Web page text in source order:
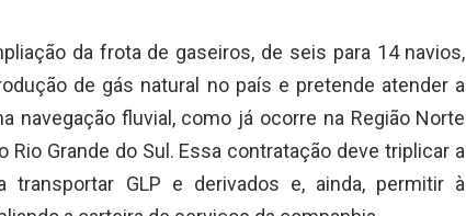
da frota de gaseiros, de seis para 14 navios,
de gás natural no país e pretende atender a
navegação fluvial, como já ocorre na Região Norte
Rio Grande do Sul. Essa contratação deve triplicar a
transportar GLP e derivados e, ainda, permitir à